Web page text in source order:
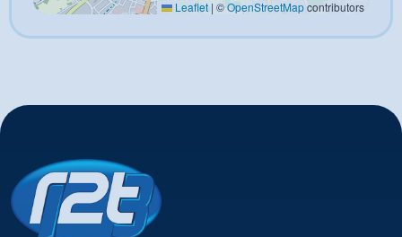
Leaflet | ©OpenStreetMapcontributors